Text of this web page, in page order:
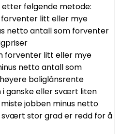
følgende metode:
litt eller mye
netto antall som forventer
litt eller mye
netto antall som
boliglånsrente
ganske eller svært liten
jobben minus netto
svært stor grad er redd for å